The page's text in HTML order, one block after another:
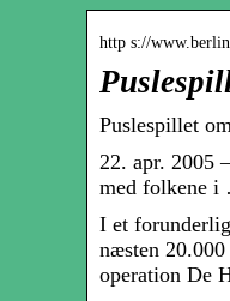
http s://
Puslespillet
22. apr. 2005
med folkene
I et
næsten
operation De